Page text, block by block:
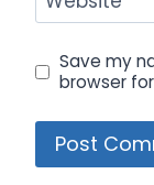
Save my
browser